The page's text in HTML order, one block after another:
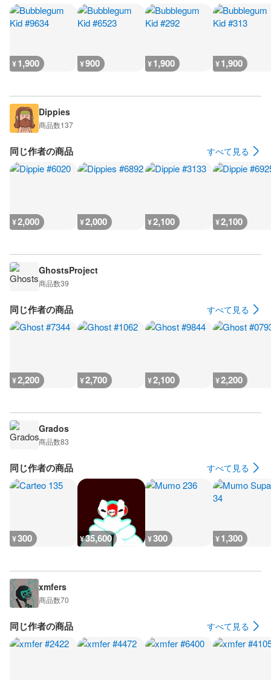
¥1,900 ¥900 ¥1,900 ¥1,900
Dippies
商品数137
同じ作者の商品 すべて見る
¥2,000 ¥2,000 ¥2,100 ¥2,100
GhostsProject
商品数39
同じ作者の商品 すべて見る
¥2,200 ¥2,700 ¥2,100 ¥2,200
Grados
商品数83
同じ作者の商品 すべて見る
¥300 ¥35,600 ¥300 ¥1,300
xmfers
商品数70
同じ作者の商品 すべて見る